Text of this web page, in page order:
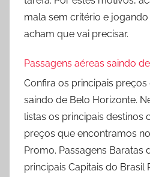
mala sem critério e
acham que vai precisar.
Passagens aéreas saindo
Confira os principais preços
saindo de Belo Horizonte.
listas os principais destinos
preços que encontramos
Promo. Passagens Baratas
principais Capitais do Brasil